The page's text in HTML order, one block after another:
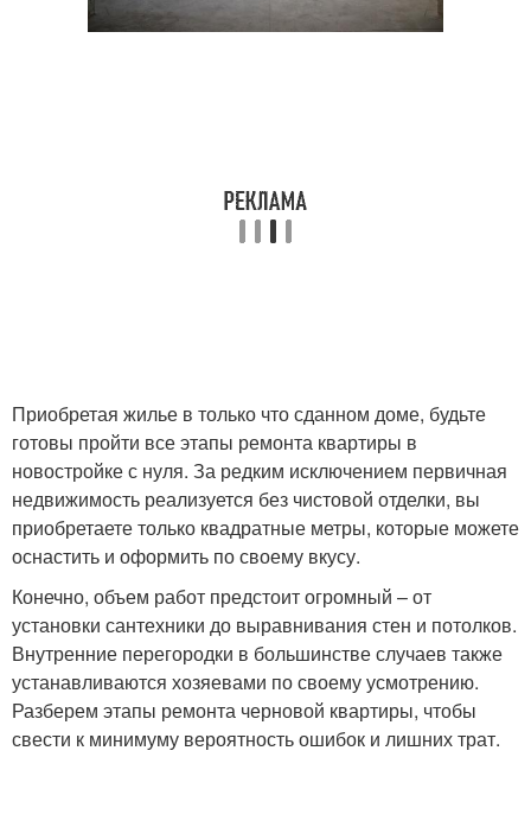
Приобретая жилье в только что сданном доме, будьте
готовы пройти все этапы ремонта квартиры в
новостройке с нуля. За редким исключением первичная
недвижимость реализуется без чистовой отделки, вы
приобретаете только квадратные метры, которые можете
оснастить и оформить по своему вкусу.
Конечно, объем работ предстоит огромный – от
установки сантехники до выравнивания стен и потолков.
Внутренние перегородки в большинстве случаев также
устанавливаются хозяевами по своему усмотрению.
Разберем этапы ремонта черновой квартиры, чтобы
свести к минимуму вероятность ошибок и лишних трат.